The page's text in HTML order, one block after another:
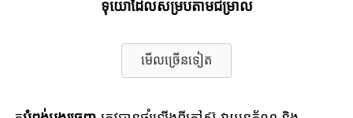
ទុយោដែលសម្របតាមជម្រាល
មើលច្រើនទៀត